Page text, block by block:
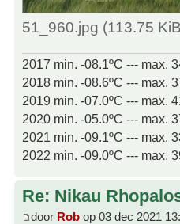
51_960.jpg (113.75
2017 min. -08.1ºC --- max.
2018 min. -08.6ºC --- max.
2019 min. -07.0ºC --- max.
2020 min. -05.0ºC --- max.
2021 min. -09.1ºC --- max.
2022 min. -09.0ºC --- max.
Re: Nikau
door Rob op 03 dec 2021